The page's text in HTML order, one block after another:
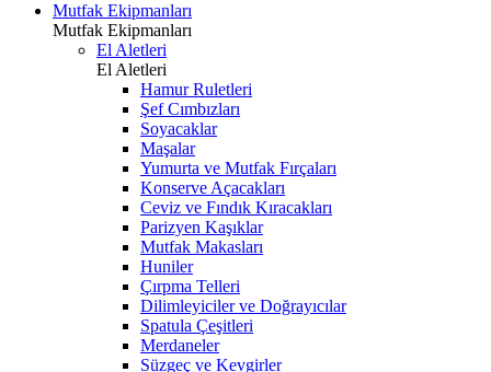
Mutfak Ekipmanları
Mutfak Ekipmanları
El Aletleri
El Aletleri
Hamur Ruletleri
Şef Cımbızları
Soyacaklar
Maşalar
Yumurta ve Mutfak Fırçaları
Konserve Açacakları
Ceviz ve Fındık Kıracakları
Parizyen Kaşıklar
Mutfak Makasları
Huniler
Çırpma Telleri
Dilimleyiciler ve Doğrayıcılar
Spatula Çeşitleri
Merdaneler
Süzgeç ve Kevgirler